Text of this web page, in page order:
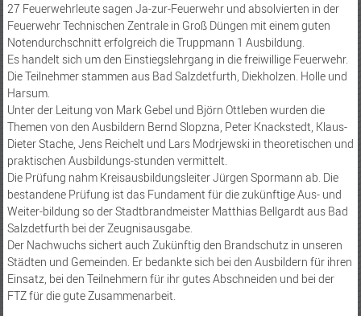
27 Feuerwehrleute sagen Ja-zur-Feuerwehr und absolvierten in der
Feuerwehr Technischen Zentrale in Groß Düngen mit einem guten
Notendurchschnitt erfolgreich die Truppmann 1 Ausbildung.
Es handelt sich um den Einstiegslehrgang in die freiwillige Feuerwehr.
Die Teilnehmer stammen aus Bad Salzdetfurth, Diekholzen. Holle und
Harsum.
Unter der Leitung von Mark Gebel und Björn Ottleben wurden die
Themen von den Ausbildern Bernd Slopzna, Peter Knackstedt, Klaus-
Dieter Stache, Jens Reichelt und Lars Modrjewski in theoretischen und
praktischen Ausbildungs-stunden vermittelt.
Die Prüfung nahm Kreisausbildungsleiter Jürgen Spormann ab. Die
bestandene Prüfung ist das Fundament für die zukünftige Aus- und
Weiter-bildung so der Stadtbrandmeister Matthias Bellgardt aus Bad
Salzdetfurth bei der Zeugnisausgabe.
Der Nachwuchs sichert auch Zukünftig den Brandschutz in unseren
Städten und Gemeinden. Er bedankte sich bei den Ausbildern für ihren
Einsatz, bei den Teilnehmern für ihr gutes Abschneiden und bei der
FTZ für die gute Zusammenarbeit.